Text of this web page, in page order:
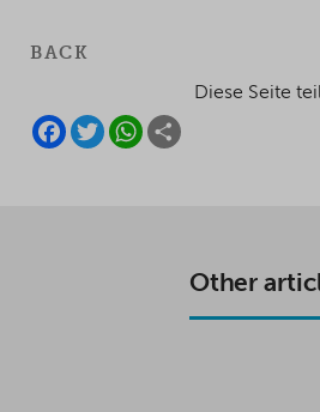
BACK
Diese Seite
F
A
T
W
W
H
Other